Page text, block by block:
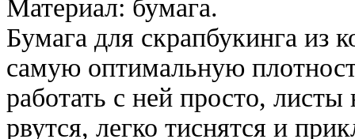
Материал: бумага.
Бумага для скрапбукинга
самую оптимальную
работать с ней просто,
рвутся, легко тиснятся и